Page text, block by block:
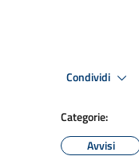
Condividi
Categorie:
Avvisi